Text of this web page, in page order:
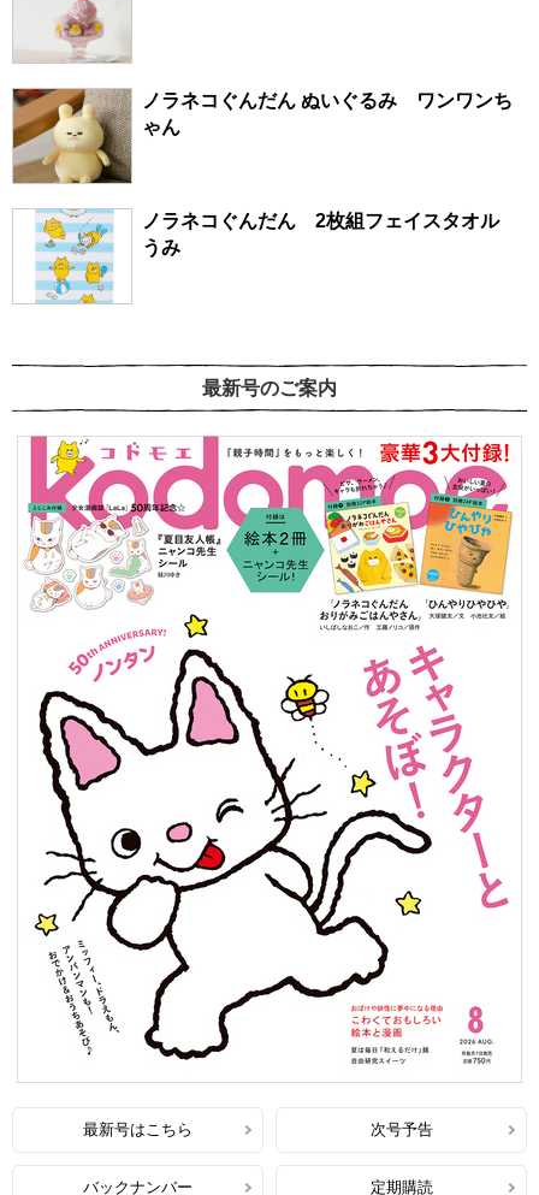
ノラネコぐんだん ぬいぐるみ ワンワンち
ゃん
ノラネコぐんだん 2枚組フェイスタオル
うみ
最新号のご案内
最新号はこちら 次号予告
バックナンバー 定期購読